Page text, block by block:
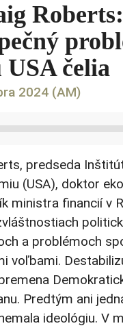
čelia
2024 (AM)
predseda
(USA), doktor
ministra financií v
a problémoch
voľbami.
Predtým ani
ideológiu. V